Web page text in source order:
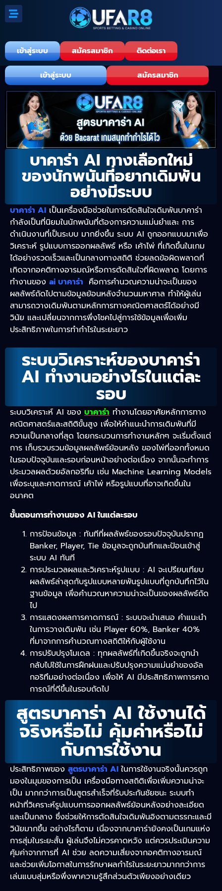
เข้าสู่ระบบ สมัครสมาชิก ติดต่อเรา
เข้าสู่ระบบ สมัครสมาชิก
บาคาร่า AI ทางเลือกใหม่
ของนักพนันที่อยากเดิมพัน
อย่างมีระบบ
บาคาร่า AI เป็นเครื่องมือช่วยในการตัดสินใจเดิมพันบาคาร่า
กำลังเป็นที่นิยมในนักพนันที่ต้องการความแม่นยำและ การ
ดำเนินงานที่เป็นระบบ มากยิ่งขึ้น ระบบ AI ถูกออกแบบมาเพื่อ
วิเคราะห์ รูปแบบการออกผลลัพธ์ หรือ เค้าไพ่ ที่เกิดขึ้นในเกม
ได้อย่างรวดเร็วและเป็นกลางทางสถิติ ช่วยลดข้อผิดพลาดที่
เกิดจากอคติทางอารมณ์หรือการตัดสินใจที่ผิดพลาด โดยการ
ทำงานของ ai บาคาร่า คือการคำนวณความน่าจะเป็นของ
ผลลัพธ์ถัดไปตามข้อมูลย้อนหลังจำนวนมหาศาล ทำให้ผู้เล่น
สามารถวางเดิมพันตามหลักการทางคณิตศาสตร์ได้อย่างมี
วินัย และเปลี่ยนจากการพึ่งโชคไปสู่การใช้ข้อมูลเพื่อเพิ่ม
ประสิทธิภาพในการทำกำไรในระยะยาว
ระบบวิเคราะห์ของบาคาร่า
AI ทำงานอย่างไรในแต่ละ
รอบ
ระบบวิเคราะห์ AI ของ บาคาร่า ทำงานโดยอาศัยหลักการทาง
คณิตศาสตร์และสถิติขั้นสูง เพื่อให้คำแนะนำการเดิมพันที่มี
ความเป็นกลางที่สุด โดยกระบวนการทำงานหลักๆ จะเริ่มตั้งแต่
การ เก็บรวบรวมข้อมูลผลลัพธ์ย้อนหลัง ของไพ่ที่ออกทั้งหมด
ในรอบปัจจุบันและรอบก่อนหน้าอย่างต่อเนื่อง จากนั้นจะทำการ
ประมวลผลด้วยอัลกอริทึม เช่น Machine Learning Models
เพื่อระบุและคาดการณ์ เค้าไพ่ หรือรูปแบบที่อาจเกิดขึ้นใน
อนาคต
ขั้นตอนการทำงานของ AI ในแต่ละรอบ
การป้อนข้อมูล : ทันทีที่ผลลัพธ์ของรอบปัจจุบันปรากฏ
Banker, Player, Tie ข้อมูลจะถูกบันทึกและป้อนเข้าสู่
ระบบ AI ทันที
การประมวลผลและวิเคราะห์รูปแบบ : AI จะเปรียบเทียบ
ผลลัพธ์ล่าสุดกับรูปแบบหลายพันรูปแบบที่ถูกบันทึกไว้ใน
ฐานข้อมูล เพื่อคำนวณหาความน่าจะเป็นของผลลัพธ์ถัด
ไป
การแสดงผลการคาดการณ์ : ระบบจะนำเสนอ คำแนะนำ
ในการวางเดิมพัน เช่น Player 60%, Banker 40%
ที่มาจากการคำนวณทางสถิติให้กับผู้ใช้งาน
การปรับปรุงโมเดล : ทุกผลลัพธ์ที่เกิดขึ้นจริงจะถูกนำ
กลับไปใช้ในการฝึกฝนและปรับปรุงความแม่นยำของอัล
กอริทึมอย่างต่อเนื่อง เพื่อให้ AI มีประสิทธิภาพการคาด
การณ์ที่ดีขึ้นในรอบถัดไป
สูตรบาคาร่า AI ใช้งานได้
จริงหรือไม่ คุ้มค่าหรือไม่
กับการใช้งาน
ประสิทธิภาพของ สูตรบาคาร่า AI ในการใช้งานจริงนั้นควรถูก
มองในมุมของการเป็น เครื่องมือทางสถิติเพื่อเพิ่มความน่าจะ
เป็น มากกว่าการเป็นสูตรสำเร็จที่รับประกันชัยชนะ ระบบทำ
หน้าที่วิเคราะห์รูปแบบการออกผลลัพธ์ย้อนหลังอย่างละเอียด
และเป็นกลาง ซึ่งช่วยให้การตัดสินใจเดิมพันอิงตามตรรกะและมี
วินัยมากขึ้น อย่างไรก็ตาม เนื่องจากบาคาร่ายังคงเป็นเกมแห่ง
การสุ่มในระยะสั้น ผู้เล่นจึงไม่ควรคาดหวัง แต่ควรประเมินความ
คุ้มค่าจากการที่ AI ช่วย ลดความเสี่ยงจากอคติทางอารมณ์
และช่วยเพิ่มโอกาสในการรักษาผลกำไรในระยะยาวมากกว่าการ
เล่นแบบสุ่มหรือพึ่งพาความรู้สึกส่วนตัวเพียงอย่างเดียว